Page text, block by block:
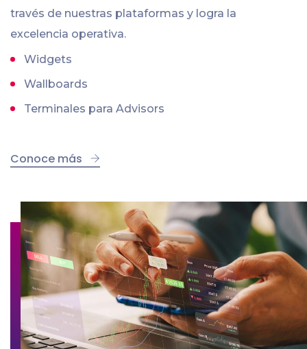
través de nuestras plataformas y logra la
excelencia operativa.
Widgets
Wallboards
Terminales para Advisors
Conoce más